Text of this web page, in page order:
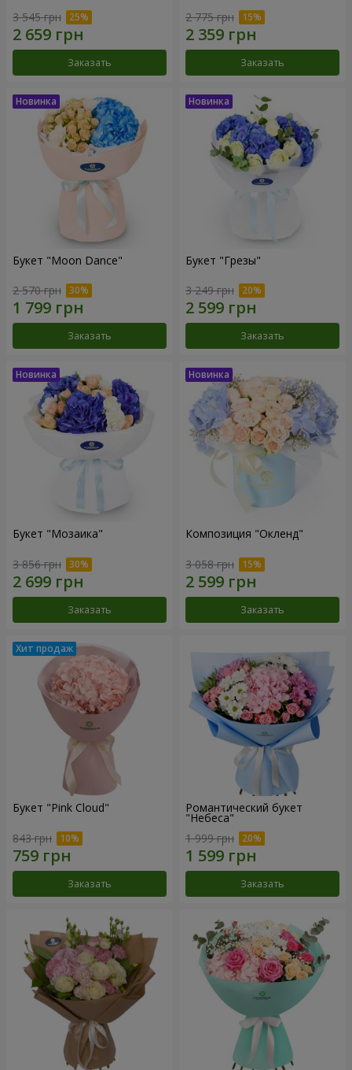
3 545 грн
Заказать
2 775 грн
Заказать
Букет "Moon Dance"
2 570 грн
Заказать
Букет "Грезы"
3 249 грн
Заказать
Букет "Мозаика"
3 856 грн
Заказать
Композиция "Окленд"
3 058 грн
Заказать
Букет "Pink Cloud"
843 грн
Заказать
Романтический букет
"Небеса"
1 999 грн
Заказать